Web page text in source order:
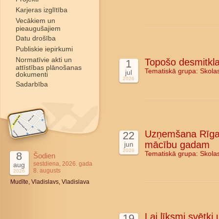
Karjeras izglītība
Vecākiem un
pieaugušajiem
Datu drošība
Publiskie iepirkumi
Normatīvie akti un
attīstības plānošanas
dokumenti
Sadarbība
8
aug
2026
Šodien
sestdiena, 2026. gada
8. augusts
Mudīte, Vladislavs, Vladislava
1
jul
2026
Topošo
Tematiskā grupa:
22
jun
2026
Uzņemšana
mācību gadam
Tematiskā grupa:
Lai līksmi svētki